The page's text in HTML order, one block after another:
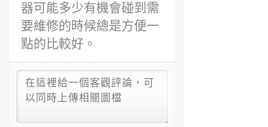
器可能多少有機會碰到需
要維修的時候總是方便一
點的比較好。